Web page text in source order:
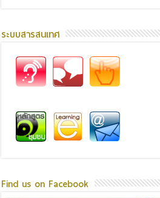
ระบบสารสนเทศ
Find us on Facebook